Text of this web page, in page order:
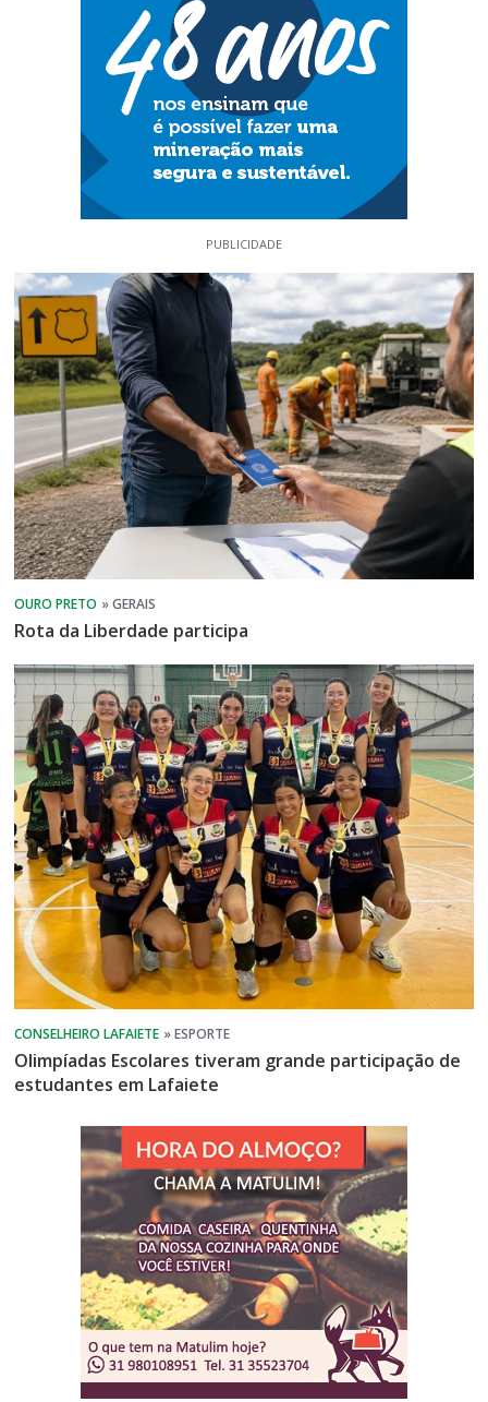
PUBLICIDADE
Rota da Liberdade participa
Olimpíadas Escolares tiveram grande participação de
estudantes em Lafaiete